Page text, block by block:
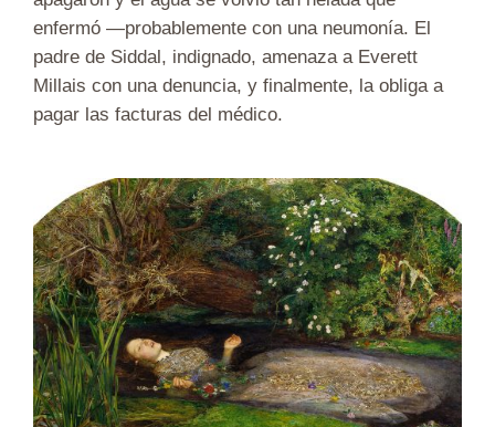
enfermó —probablemente con una neumonía. El
padre de Siddal, indignado, amenaza a Everett
Millais con una denuncia, y finalmente, la obliga a
pagar las facturas del médico.